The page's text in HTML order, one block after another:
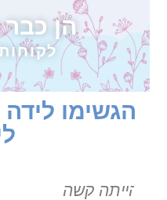
הן כבר
הגשימו
לפני התהליך